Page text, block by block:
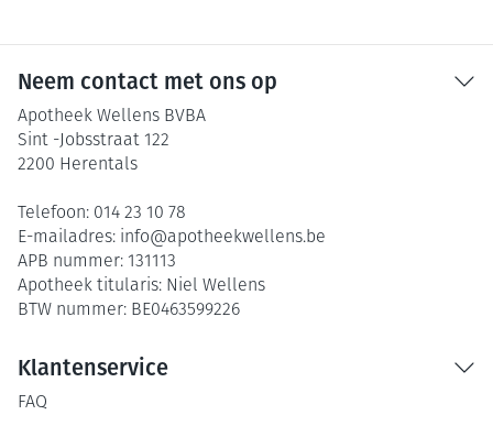
Neem contact met ons op
Apotheek Wellens BVBA
Sint -Jobsstraat 122
2200 Herentals
Telefoon: 014 23 10 78
E-mailadres: info@apotheekwellens.be
APB nummer: 131113
Apotheek titularis: Niel Wellens
BTW nummer: BE0463599226
Klantenservice
FAQ